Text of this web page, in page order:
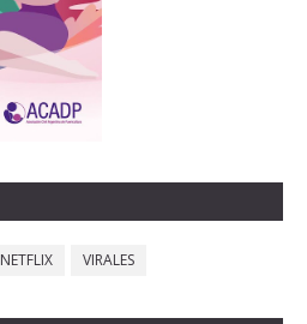
NETFLIX VIRALES